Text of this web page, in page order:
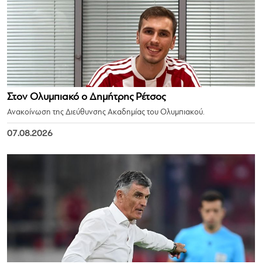
Στον Ολυμπιακό ο Δημήτρης Ρέτσος
Ανακοίνωση της Διεύθυνσης Ακαδημίας του Ολυμπιακού.
07.08.2026